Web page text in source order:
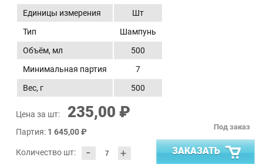
Единицы измерения
Шт
Тип
Шампунь
Объём, мл
500
Минимальная партия
7
Вес, г
500
Цена за шт: 235,00 ₽
Партия: 1 645,00 ₽
Количество шт: - +
Под заказ
ЗАКАЗАТЬ